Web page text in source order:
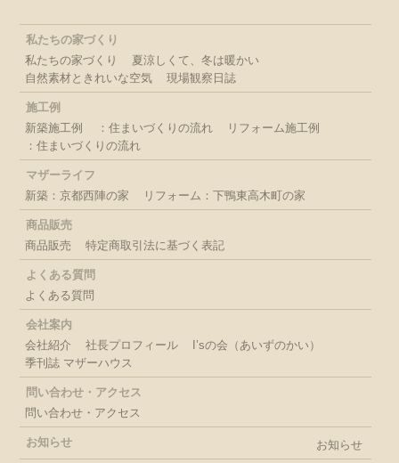
私たちの家づくり
私たちの家づくり
夏涼しくて、冬は暖かい
自然素材ときれいな空気
現場観察日誌
施工例
新築施工例
：住まいづくりの流れ
リフォーム施工例
：住まいづくりの流れ
マザーライフ
新築：京都西陣の家
リフォーム：下鴨東高木町の家
商品販売
商品販売
特定商取引法に基づく表記
よくある質問
よくある質問
会社案内
会社紹介
社長プロフィール
I’sの会（あいずのかい）
季刊誌 マザーハウス
問い合わせ・アクセス
問い合わせ・アクセス
お知らせ お知らせ